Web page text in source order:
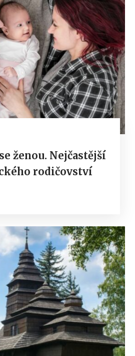
ženou. Nejčastější
rodičovství